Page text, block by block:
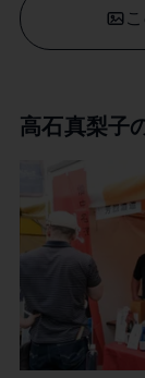
高石真梨子